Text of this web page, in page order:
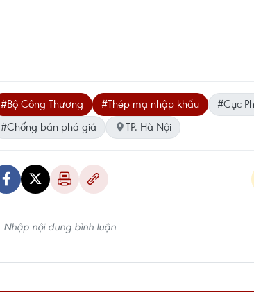
#Bộ Công Thương #Thép mạ nhập khẩu
#Cục
#Chống bán phá giá
TP. Hà Nội